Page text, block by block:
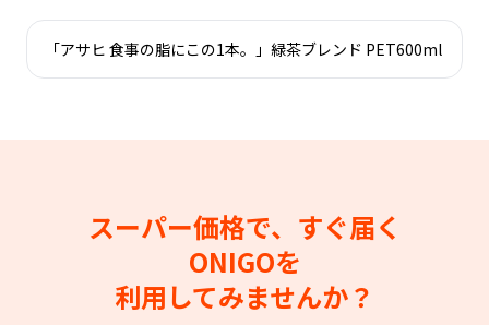
「アサヒ 食事の脂にこの1本。」緑茶ブレンド PET600ml
スーパー価格で、すぐ届く
ONIGOを
利用してみませんか？